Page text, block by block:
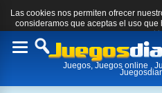
Las cookies nos permiten ofrecer
consideramos que aceptas el uso que
Toggle
Juegos, Juegos online ,